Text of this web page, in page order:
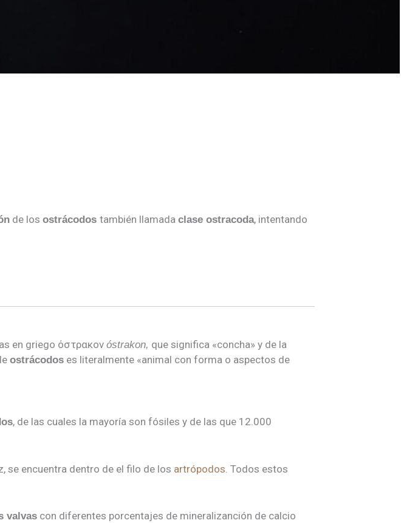
de los ostrácodos también llamada clase ostracoda, intentando
en griego όστρακον óstrakon, que significa «concha» y de la
ostrácodos es literalmente «animal con forma o aspectos de
, de las cuales la mayoría son fósiles y de las que 12.000
se encuentra dentro de el filo de los artrópodos . Todos estos
valvas con diferentes porcentajes de mineralizanción de calcio